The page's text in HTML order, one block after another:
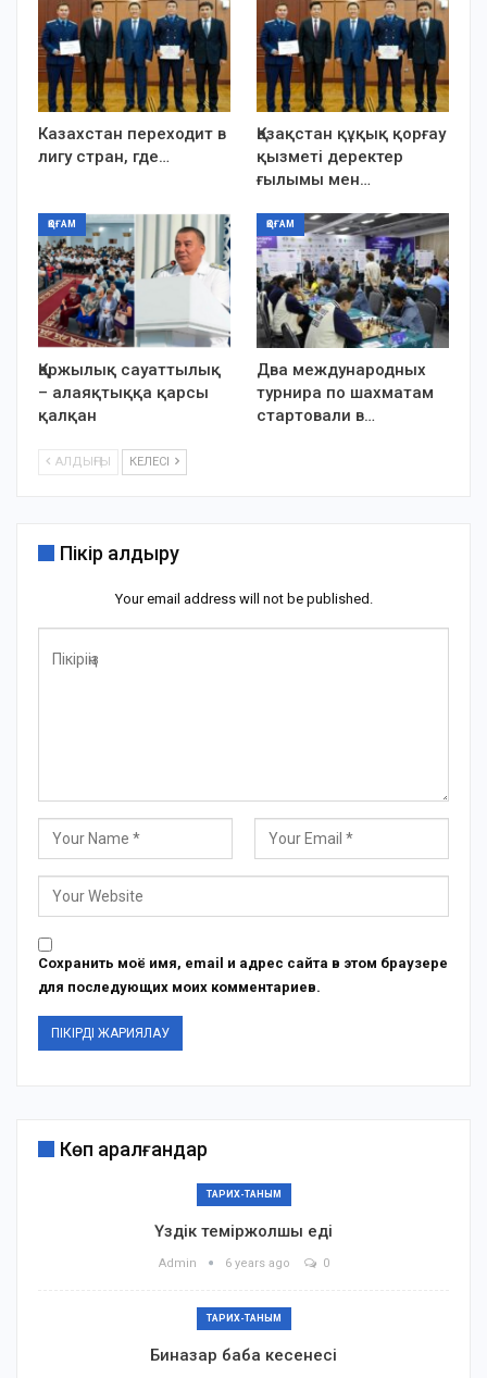
Казахстан переходит в
лигу стран, где…
Қазақстан құқық қорғау
қызметі деректер
ғылымы мен…
ҚОҒАМ
Қаржылық сауаттылық
– алаяқтыққа қарсы
қалқан
ҚОҒАМ
Два международных
турнира по шахматам
стартовали в…
АЛДЫҢҒЫ КЕЛЕСІ
Пікір қалдыру
Your email address will not be published.
Сохранить моё имя, email и адрес сайта в этом браузере
для последующих моих комментариев.
Көп қаралғандар
ТАРИХ-ТАНЫМ
Үздік теміржолшы еді
Admin 6 years ago 0
ТАРИХ-ТАНЫМ
Биназар баба кесенесі